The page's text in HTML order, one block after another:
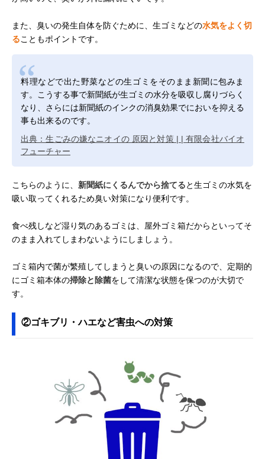
また、臭いの発生自体を防ぐために、生ゴミなどの水気をよく切
ることもポイントです。
料理などで出た野菜などの生ゴミをそのまま新聞に包みま
す。こうする事で新聞紙が生ゴミの水分を吸収し腐りづらく
なり、さらには新聞紙のインクの消臭効果でにおいを抑える
事も出来るのです。
出典：生ごみの嫌なニオイの 原因と対策 | | 有限会社バイオ
フューチャー
こちらのように、 新聞紙にくるんでから捨てると生ゴミの水気を
吸い取ってくれるため臭い対策になり便利です。
食べ残しなど湿り気のあるゴミは、屋外ゴミ箱だからといってそ
のまま入れてしまわないようにしましょう。
ゴミ箱内で菌が繁殖してしまうと臭いの原因になるので、定期的
にゴミ箱本体の掃除と除菌をして清潔な状態を保つのが大切で
す。
②ゴキブリ・ハエなど害虫への対策